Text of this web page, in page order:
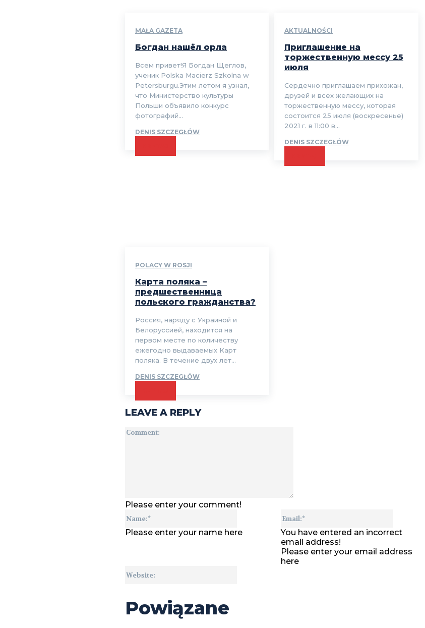
MAŁA GAZETA
Богдан нашёл орла
Всем привет!Я Богдан Щеглов,
ученик Polska Macierz Szkolna w
Petersburgu.Этим летом я узнал,
что Министерство культуры
Польши объявило конкурс
фотографий...
DENIS SZCZEGŁÓW
AKTUALNOŚCI
Приглашение на
торжественную мессу 25
июля
Сердечно приглашаем прихожан,
друзей и всех желающих на
торжественную мессу, которая
состоится 25 июля (воскресенье)
2021 г. в 11:00 в...
DENIS SZCZEGŁÓW
POLACY W ROSJI
Карта поляка –
предшественница
польского гражданства?
Россия, наряду с Украиной и
Белоруссией, находится на
первом месте по количеству
ежегодно выдаваемых Карт
поляка. В течение двух лет...
DENIS SZCZEGŁÓW
LEAVE A REPLY
Please enter your comment!
Please enter your name here
You have entered an incorrect
email address!
Please enter your email address
here
Powiązane